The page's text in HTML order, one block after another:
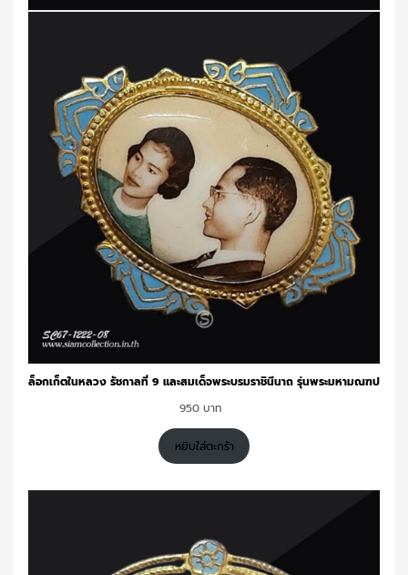
ล็อกเก็ตในหลวง รัชกาลที่ 9 และสมเด็จพระบรมราชินีนาถ รุ่นพระมหามณฑป
950
หยิบใส่ตะกร้า